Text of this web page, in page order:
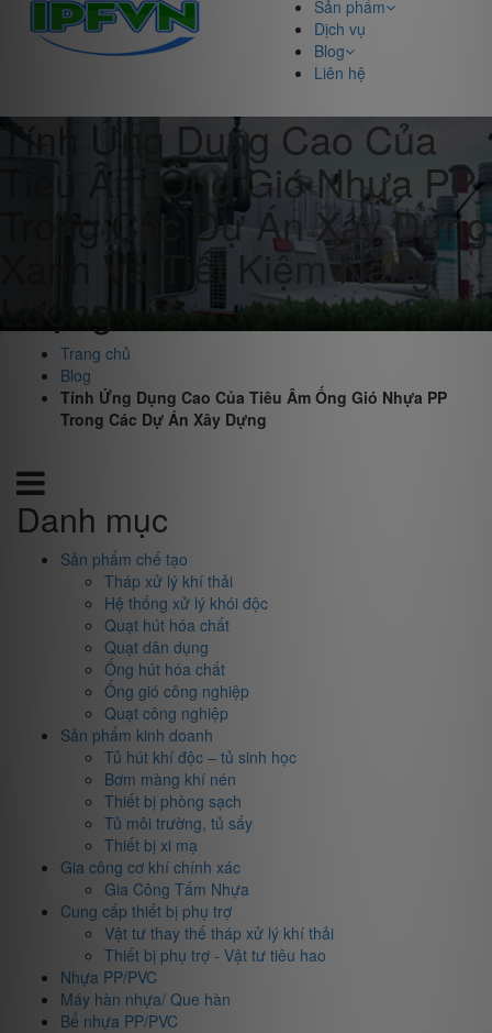
Sản phẩm
Dịch vụ
Blog
Liên hệ
Tính Ứng Dụng Cao Của
Tiêu Âm Ống Gió Nhựa PP
Trong Các Dự Án Xây Dựng
Xanh Và Tiết Kiệm Năng
Lượng
Trang chủ
Blog
Tính Ứng Dụng Cao Của Tiêu Âm Ống Gió Nhựa PP
Trong Các Dự Án Xây Dựng
Danh mục
Sản phẩm chế tạo
Tháp xử lý khí thải
Hệ thống xử lý khói độc
Quạt hút hóa chất
Quạt dân dụng
Ống hút hóa chất
Ống gió công nghiệp
Quạt công nghiệp
Sản phẩm kinh doanh
Tủ hút khí độc – tủ sinh học
Bơm màng khí nén
Thiết bị phòng sạch
Tủ môi trường, tủ sấy
Thiết bị xi mạ
Gia công cơ khí chính xác
Gia Công Tấm Nhựa
Cung cấp thiết bị phụ trợ
Vật tư thay thế tháp xử lý khí thải
Thiết bị phụ trợ - Vật tư tiêu hao
Nhựa PP/PVC
Máy hàn nhựa/ Que hàn
Bể nhựa PP/PVC